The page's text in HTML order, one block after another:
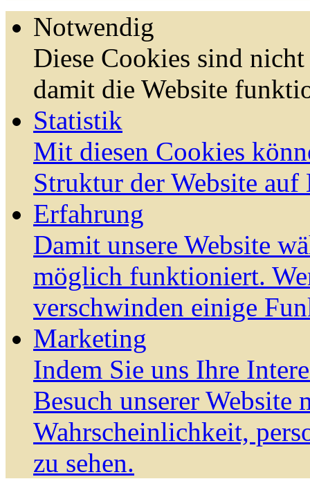
Notwendig
Diese Cookies sind
damit die Website
Statistik
Mit diesen Cookies
Struktur der Website auf
Erfahrung
Damit unsere Website
möglich funktioniert.
verschwinden einige
Marketing
Indem Sie uns Ihre
Besuch unserer Website
Wahrscheinlichkeit,
zu sehen.